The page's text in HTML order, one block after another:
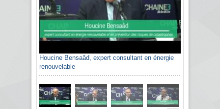
Houcine Bensaâd, expert consultant en énergie
renouvelable